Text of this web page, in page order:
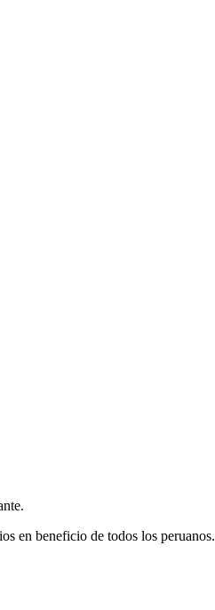
en beneficio de todos los peruanos.